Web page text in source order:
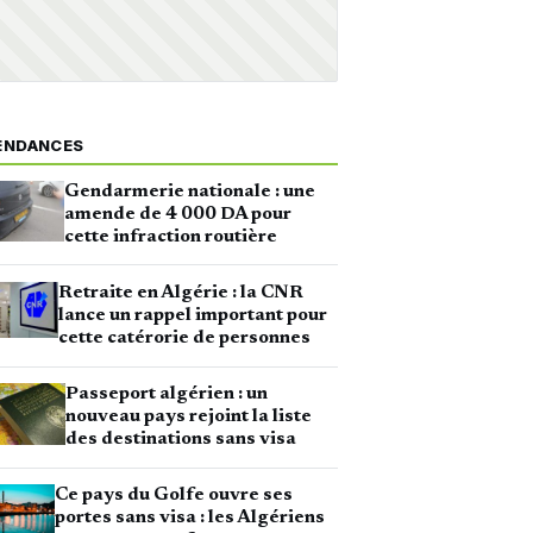
Gendarmerie nationale : une
amende de 4 000 DA pour
cette infraction routière
Retraite en Algérie : la CNR
lance un rappel important pour
cette catérorie de personnes
Passeport algérien : un
nouveau pays rejoint la liste
des destinations sans visa
Ce pays du Golfe ouvre ses
portes sans visa : les Algériens